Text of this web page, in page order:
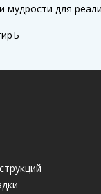
мудрости для